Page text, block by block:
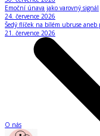
Emoční únava jako varovný signál
24. července 2026
Šedý flíček na bílém ubruse
21. července 2026
O nás